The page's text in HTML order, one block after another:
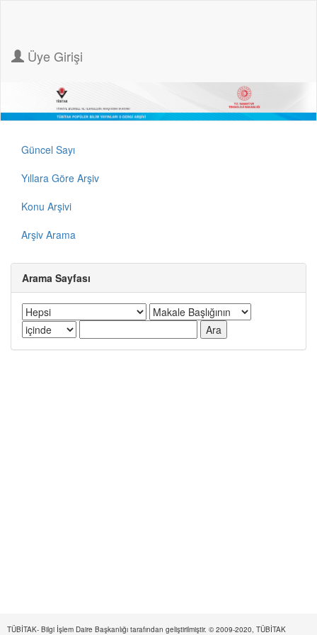
Üye Girişi
Güncel Sayı
Yıllara Göre Arşiv
Konu Arşivi
Arşiv Arama
Arama Sayfası
TÜBİTAK- Bilgi İşlem Daire Başkanlığı tarafından geliştirilmiştir. © 2009-2020, TÜBİTAK